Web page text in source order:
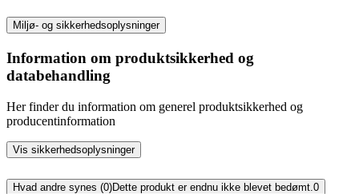
Miljø- og sikkerhedsoplysninger
Information om produktsikkerhed og
databehandling
Her finder du information om generel produktsikkerhed og
producentinformation
Vis sikkerhedsoplysninger
Hvad andre synes (0)Dette produkt er endnu ikke blevet bedømt. 0